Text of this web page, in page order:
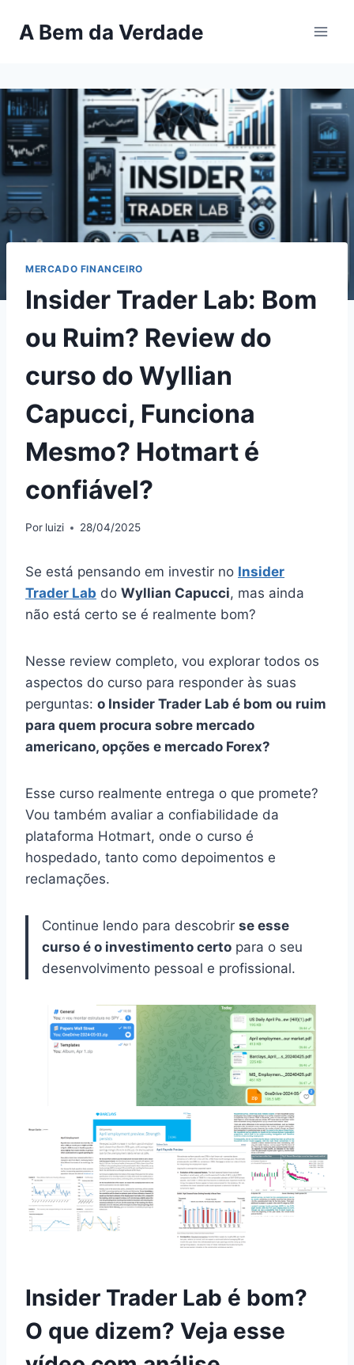
paraA Bem da Verdade
MERCADO FINANCEIRO
Insider Trader Lab: Bom
ou Ruim? Review do
curso do Wyllian
Capucci, Funciona
Mesmo? Hotmart é
confiável?
Por luizi 28/04/2025
Se está pensando em investir no Insider
Trader Lab do Wyllian Capucci, mas ainda
não está certo se é realmente bom?
Nesse review completo, vou explorar todos os
aspectos do curso para responder às suas
perguntas: o Insider Trader Lab é bom ou ruim
para quem procura sobre mercado
americano, opções e mercado Forex?
Esse curso realmente entrega o que promete?
Vou também avaliar a confiabilidade da
plataforma Hotmart, onde o curso é
hospedado, tanto como depoimentos e
reclamações.
Continue lendo para descobrir se esse
curso é o investimento certo para o seu
desenvolvimento pessoal e profissional.
Insider Trader Lab é bom?
O que dizem? Veja esse